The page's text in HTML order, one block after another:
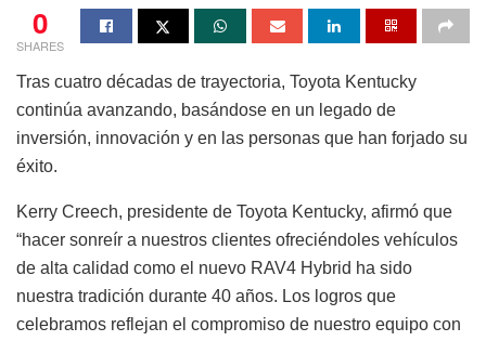
0
SHARES
Tras cuatro décadas de trayectoria, Toyota Kentucky
continúa avanzando, basándose en un legado de
inversión, innovación y en las personas que han forjado su
éxito.
Kerry Creech, presidente de Toyota Kentucky, afirmó que
“hacer sonreír a nuestros clientes ofreciéndoles vehículos
de alta calidad como el nuevo RAV4 Hybrid ha sido
nuestra tradición durante 40 años. Los logros que
celebramos reflejan el compromiso de nuestro equipo con